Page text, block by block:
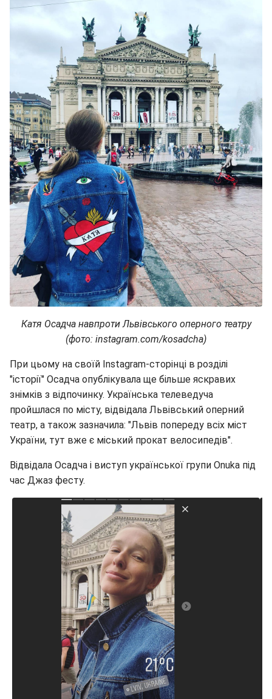
Катя Осадча навпроти Львівського оперного театру
(фото: instagram.com/kosadcha)
При цьому на своїй Instagram-сторінці в розділі
"історії" Осадча опублікувала ще більше яскравих
знімків з відпочинку. Українська телеведуча
пройшлася по місту, відвідала Львівський оперний
театр, а також зазначила: "Львів попереду всіх міст
України, тут вже є міський прокат велосипедів".
Відвідала Осадча і виступ української групи Onuka під
час Джаз фесту.